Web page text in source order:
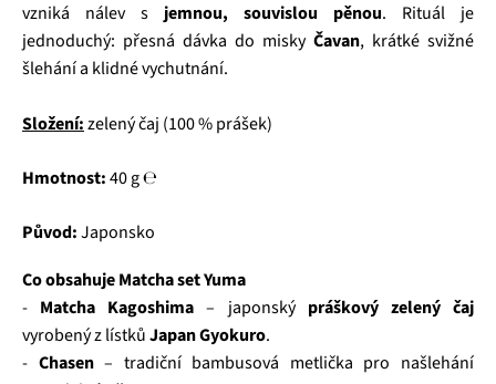
vzniká nálev s jemnou, souvislou pěnou. Rituál je
jednoduchý: přesná dávka do misky Čavan, krátké svižné
šlehání a klidné vychutnání.
Složení:zelený čaj (100 % prášek)
Hmotnost:40 g ℮
Původ:Japonsko
Co obsahuje Matcha set Yuma
- Matcha Kagoshima – japonský práškový zelený čaj
vyrobený z lístkůJapan Gyokuro.
- Chasen– tradiční bambusová metlička pro našlehání